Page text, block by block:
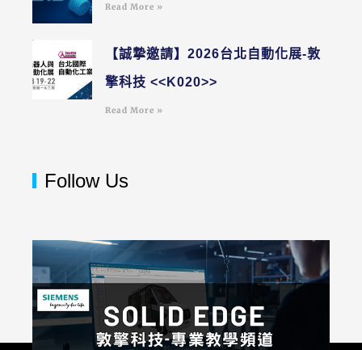
Read More »
【誠摯邀請】2026台北自動化展-敦
擎科技 <<K020>>
Read More »
Follow Us